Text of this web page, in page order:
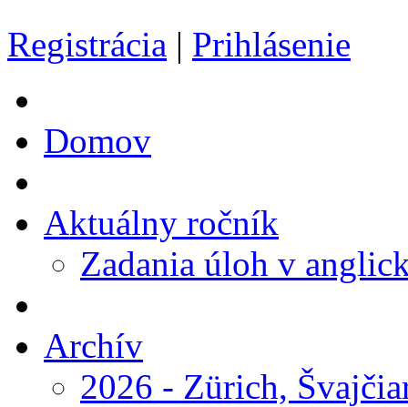
Registrácia | Prihlásenie
Domov
Aktuálny ročník
Zadania úloh v
Archív
2026 - Zürich,